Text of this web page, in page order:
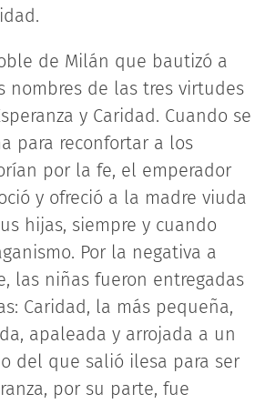
de Milán que bautizó a
nombres de las tres virtudes
y Caridad. Cuando se
para reconfortar a los
por la fe, el emperador
y ofreció a la madre viuda
hijas, siempre y cuando
Por la negativa a
las niñas fueron entregadas
Caridad, la más pequeña,
apaleada y arrojada a un
del que salió ilesa para ser
por su parte, fue